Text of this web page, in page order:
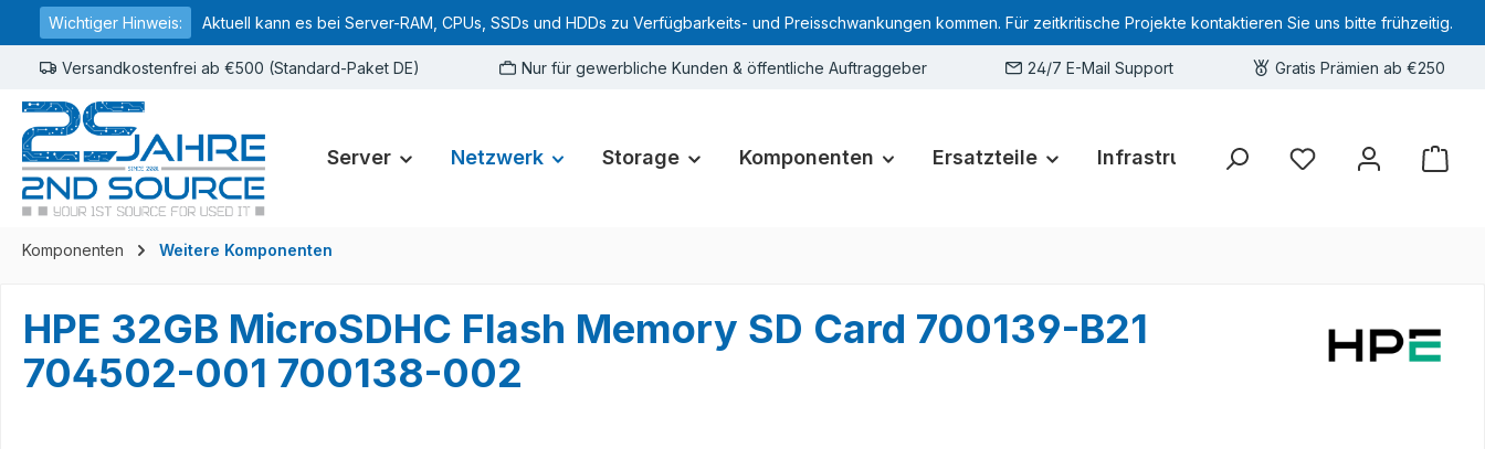
Zur Hauptnavigation springen
Wichtiger Hinweis: Aktuell kann es bei Server-RAM, CPUs, SSDs und HDDs zu Verfügbarkeits- und Preisschwankungen kommen. Für zeitkritische Projekte kontaktieren Sie uns bitte frühzeitig.
Versandkostenfrei ab €500 (Standard-Paket DE) Nur für gewerbliche Kunden & öffentliche Auftraggeber 24/7 E-Mail Support Gratis Prämien ab €250
Server Netzwerk Storage Komponenten Ersatzteile Infrastruktur Hardware-Deals
Sie haben 0 Produkte
Komponenten Weitere Komponenten
HPE 32GB MicroSDHC Flash Memory SD Card 700139-B21
704502-001 700138-002